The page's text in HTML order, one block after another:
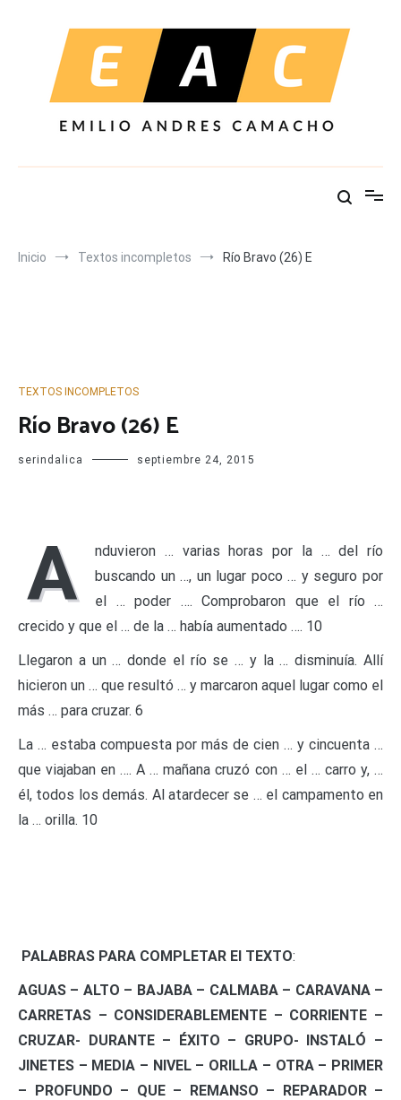
Inicio Textos incompletos Río Bravo (26) E
TEXTOS INCOMPLETOS
Río Bravo (26) E
serindalica septiembre 24, 2015
A
nduvieron … varias horas por la … del río
buscando un …, un lugar poco … y seguro por
el … poder …. Comprobaron que el río …
crecido y que el … de la … había aumentado …. 10
Llegaron a un … donde el río se … y la … disminuía. Allí
hicieron un … que resultó … y marcaron aquel lugar como el
más … para cruzar. 6
La … estaba compuesta por más de cien … y cincuenta …
que viajaban en …. A … mañana cruzó con … el … carro y, …
él, todos los demás. Al atardecer se … el campamento en
la … orilla. 10
PALABRAS PARA COMPLETAR El TEXTO:
AGUAS – ALTO – BAJABA – CALMABA – CARAVANA –
CARRETAS – CONSIDERABLEMENTE – CORRIENTE –
CRUZAR- DURANTE – ÉXITO – GRUPO- INSTALÓ –
JINETES – MEDIA – NIVEL – ORILLA – OTRA – PRIMER
– PROFUNDO – QUE – REMANSO – REPARADOR –